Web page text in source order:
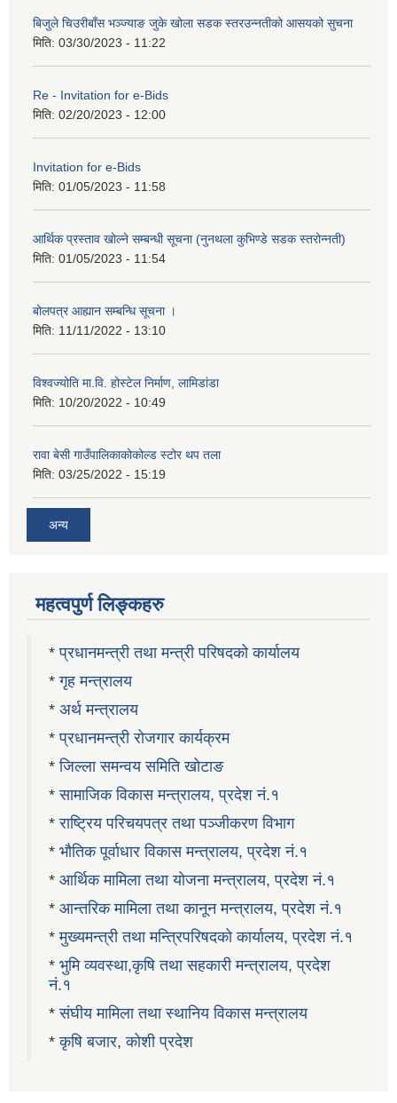
बिजुले चिउरीबाँस भञ्ज्याङ जुके खोला सडक स्तरउन्नतीको आसयको सुचना
मिति: 03/30/2023 - 11:22
Re - Invitation for e-Bids
मिति: 02/20/2023 - 12:00
Invitation for e-Bids
मिति: 01/05/2023 - 11:58
आर्थिक प्रस्ताव खोल्ने सम्बन्धी सूचना (नुनथला कुभिण्डे सडक स्तरोन्नती)
मिति: 01/05/2023 - 11:54
बोलपत्र आह्यान सम्बन्धि सूचना ।
मिति: 11/11/2022 - 13:10
विश्वज्योति मा.वि. होस्टेल निर्माण, लामिडांडा
मिति: 10/20/2022 - 10:49
रावा बेसी गाउँपालिकाकोकोल्ड स्टोर थप तला
मिति: 03/25/2022 - 15:19
अन्य
महत्वपुर्ण लिङ्कहरु
*प्रधानमन्त्री तथा मन्त्री परिषदको कार्यालय
*गृह मन्त्रालय
* अर्थ मन्त्रालय
*प्रधानमन्त्री रोजगार कार्यक्रम
*जिल्ला समन्वय समिति खोटाङ
*सामाजिक विकास मन्त्रालय, प्रदेश नं.१
*राष्ट्रिय परिचयपत्र तथा पञ्जीकरण विभाग
* भौतिक पूर्वाधार विकास मन्त्रालय, प्रदेश नं.१
* आर्थिक मामिला तथा योजना मन्त्रालय, प्रदेश नं.१
* आन्तरिक मामिला तथा कानून मन्त्रालय, प्रदेश नं.१
*मुख्यमन्त्री तथा मन्त्रिपरिषदको कार्यालय, प्रदेश नं.१
* भुमि व्यवस्था,कृषि तथा सहकारी मन्त्रालय, प्रदेश
नं.१
*संघीय मामिला तथा स्थानिय विकास मन्त्रालय
*कृषि बजार, कोशी प्रदेश